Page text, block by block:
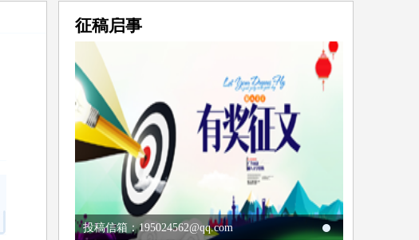
征稿启事
投稿信箱：195024562@qq.com